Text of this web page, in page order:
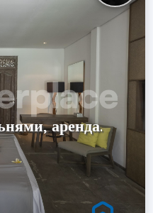
аренда.